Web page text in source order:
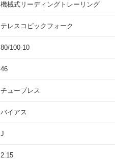
機械式リーディングトレーリング
テレスコピックフォーク
80/100-10
46
チューブレス
バイアス
J
2.15